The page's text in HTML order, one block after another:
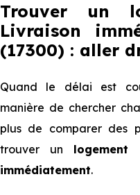
Trouver un
Livraison
(17300) : aller
Quand le délai est
manière de chercher
plus de comparer des
trouver un logement
immédiatement.